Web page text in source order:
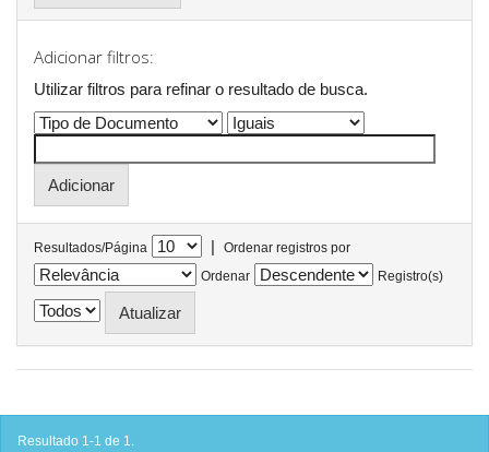
Adicionar filtros:
Utilizar filtros para refinar o resultado de busca.
Resultados/Página |
Ordenar registros por
Ordenar
Registro(s)
Resultado 1-1 de 1.